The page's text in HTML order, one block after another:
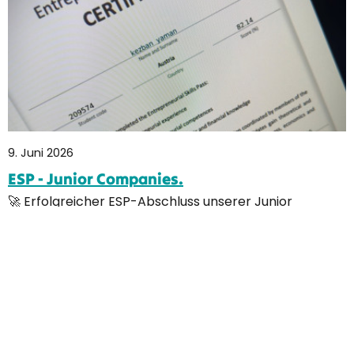
9. Juni 2026
ESP - Junior Companies.
🚀 Erfolgreicher ESP-Abschluss unserer Junior